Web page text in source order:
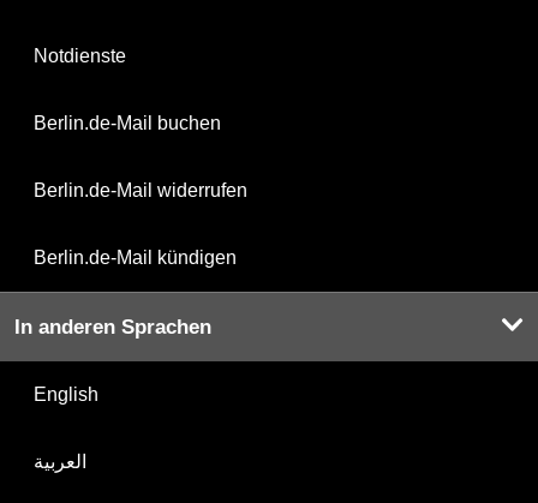
Notdienste
Berlin.de-Mail buchen
Berlin.de-Mail widerrufen
Berlin.de-Mail kündigen
In anderen Sprachen
English
العربية